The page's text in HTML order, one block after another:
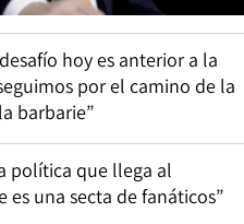
hoy es anterior a la
por el camino de la
barbarie”
política que llega al
una secta de fanáticos”